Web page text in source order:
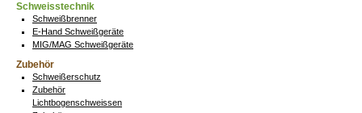
Schweisstechnik
Schweißbrenner
E-Hand Schweißgeräte
MIG/MAG Schweißgeräte
Zubehör
Schweißerschutz
Zubehör
Lichtbogenschweissen